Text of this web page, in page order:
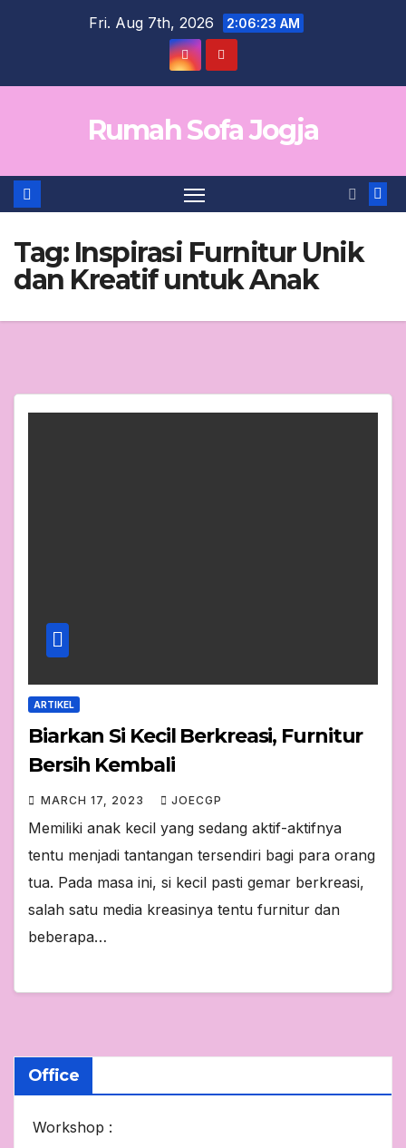
Fri. Aug 7th, 2026 2:06:24 AM
Rumah Sofa Jogja
Tag: Inspirasi Furnitur Unik
dan Kreatif untuk Anak
ARTIKEL
Biarkan Si Kecil Berkreasi, Furnitur
Bersih Kembali
MARCH 17, 2023 JOECGP
Memiliki anak kecil yang sedang aktif-aktifnya
tentu menjadi tantangan tersendiri bagi para orang
tua. Pada masa ini, si kecil pasti gemar berkreasi,
salah satu media kreasinya tentu furnitur dan
beberapa…
Office
Workshop :